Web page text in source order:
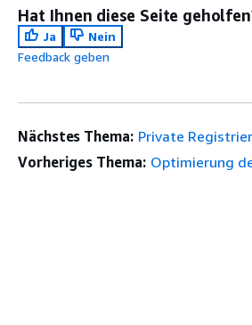
Hat Ihnen diese Seite
Ja
Nein
Feedback geben
Nächstes Thema: Private
Vorheriges Thema: Optimierung